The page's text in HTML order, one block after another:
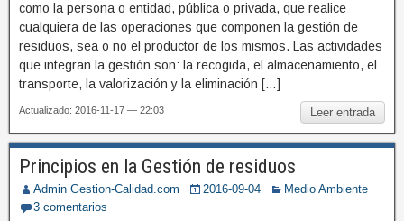
como la persona o entidad, pública o privada, que realice
cualquiera de las operaciones que componen la gestión de
residuos, sea o no el productor de los mismos. Las actividades
que integran la gestión son: la recogida, el almacenamiento, el
transporte, la valorización y la eliminación […]
Leer entrada
Actualizado: 2016-11-17 — 22:03
Principios en la Gestión de residuos
Admin Gestion-Calidad.com 2016-09-04
Medio Ambiente
3 comentarios